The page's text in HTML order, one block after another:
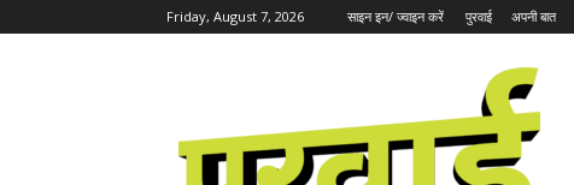
Friday, August 7, 2026 साइन इन/ ज्वाइन करें पुरवाई अपनी बात